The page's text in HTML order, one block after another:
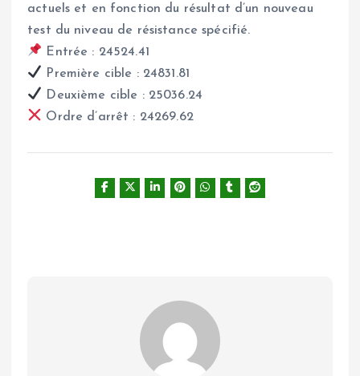
actuels et en fonction du résultat d’un nouveau
test du niveau de résistance spécifié.
Entrée : 24524.41
Première cible : 24831.81
Deuxième cible : 25036.24
Ordre d’arrêt : 24269.62